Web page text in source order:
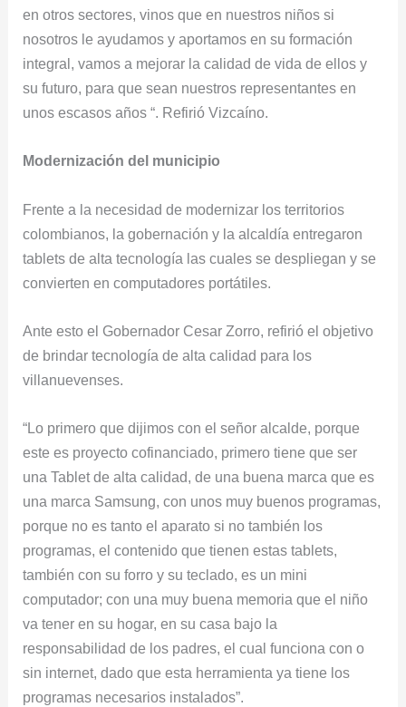
en otros sectores, vinos que en nuestros niños si
nosotros le ayudamos y aportamos en su formación
integral, vamos a mejorar la calidad de vida de ellos y
su futuro, para que sean nuestros representantes en
unos escasos años “. Refirió Vizcaíno.
Modernización del municipio
Frente a la necesidad de modernizar los territorios
colombianos, la gobernación y la alcaldía entregaron
tablets de alta tecnología las cuales se despliegan y se
convierten en computadores portátiles.
Ante esto el Gobernador Cesar Zorro, refirió el objetivo
de brindar tecnología de alta calidad para los
villanuevenses.
“Lo primero que dijimos con el señor alcalde, porque
este es proyecto cofinanciado, primero tiene que ser
una Tablet de alta calidad, de una buena marca que es
una marca Samsung, con unos muy buenos programas,
porque no es tanto el aparato si no también los
programas, el contenido que tienen estas tablets,
también con su forro y su teclado, es un mini
computador; con una muy buena memoria que el niño
va tener en su hogar, en su casa bajo la
responsabilidad de los padres, el cual funciona con o
sin internet, dado que esta herramienta ya tiene los
programas necesarios instalados”.